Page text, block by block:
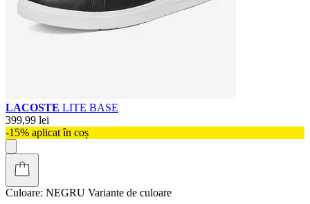
LACOSTE LITE BASE
399,99 lei
-15% aplicat în coș
Culoare: NEGRU Variante de culoare